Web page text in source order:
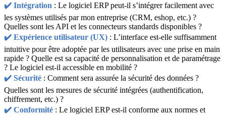
✔️ Intégration : Le logiciel ERP peut-il s’intégrer facilement avec
les systèmes utilisés par mon entreprise (CRM, eshop, etc.) ?
Quelles sont les API et les connecteurs standards disponibles ?
✔️ Expérience utilisateur (UX) : L’interface est-elle suffisamment
intuitive pour être adoptée par les utilisateurs avec une prise en main
rapide ? Quelle est sa capacité de personnalisation et de paramétrage
? Le logiciel est-il accessible en mobilité ?
✔️ Sécurité : Comment sera assurée la sécurité des données ?
Quelles sont les mesures de sécurité intégrées (authentification,
chiffrement, etc.) ?
✔️ Conformité : Le logiciel ERP est-il conforme aux normes et